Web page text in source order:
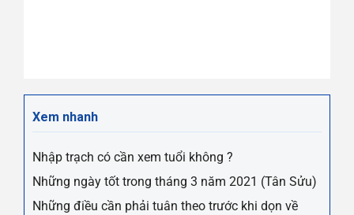
Xem nhanh
Nhập trạch có cần xem tuổi không ?
Những ngày tốt trong tháng 3 năm 2021 (Tân Sửu)
Những điều cần phải tuân theo trước khi dọn về